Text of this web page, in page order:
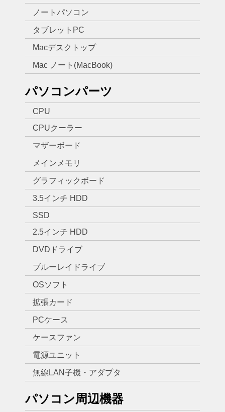
ノートパソコン
タブレットPC
Macデスクトップ
Mac ノート(MacBook)
パソコンパーツ
CPU
CPUクーラー
マザーボード
メインメモリ
グラフィックボード
3.5インチ HDD
SSD
2.5インチ HDD
DVDドライブ
ブルーレイドライブ
OSソフト
拡張カード
PCケース
ケースファン
電源ユニット
無線LAN子機・アダプタ
パソコン周辺機器